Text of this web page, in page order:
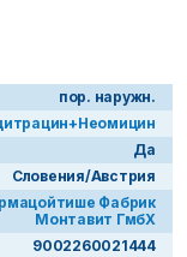
пор. наружн.
Да
Словения/Австрия
Фабрик
Монтавит ГмбХ
9002260021444